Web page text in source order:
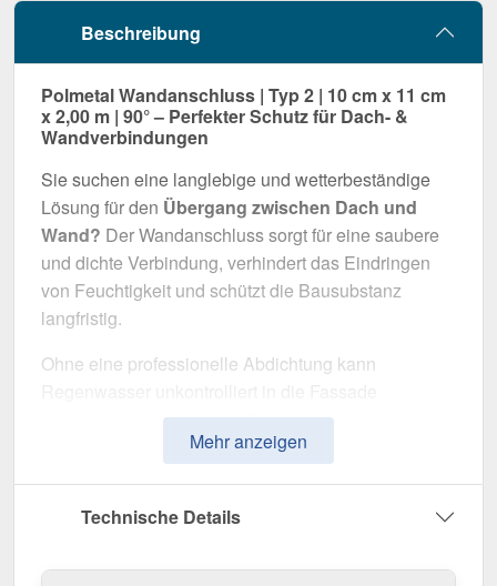
Beschreibung
Polmetal Wandanschluss | Typ 2 | 10 cm x 11 cm
x 2,00 m | 90° – Perfekter Schutz für Dach- &
Wandverbindungen
Sie suchen eine langlebige und wetterbeständige
Lösung für den Übergang zwischen Dach und
Wand? Der Wandanschluss sorgt für eine saubere
und dichte Verbindung, verhindert das Eindringen
von Feuchtigkeit und schützt die Bausubstanz
langfristig.
Ohne eine professionelle Abdichtung kann
eindringen und langfristig Schäden verursachen.
Dieser Wandanschluss wurde speziell entwickelt,
Montage, hohe Widerstandsfähigkeit und eine
Mehr anzeigen
Technische Details